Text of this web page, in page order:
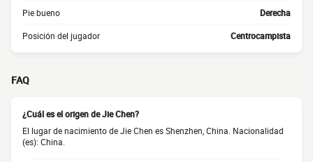
Pie bueno Derecha
Posición del jugador Centrocampista
FAQ
¿Cuál es el origen de Jie Chen?
El lugar de nacimiento de Jie Chen es Shenzhen, China. Nacionalidad
(es): China.